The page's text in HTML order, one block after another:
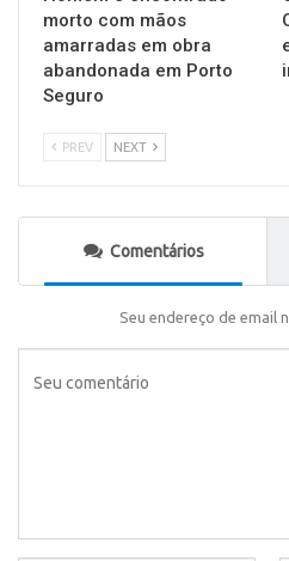
morto com mãos
amarradas em obra
abandonada em Porto
Seguro
PREV NEXT
Comentários
Seu endereço de email